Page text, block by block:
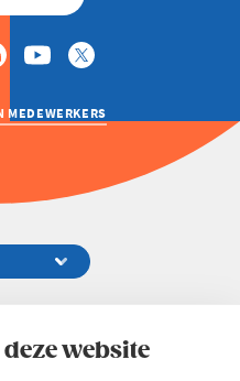
website
MEDEWERKERS